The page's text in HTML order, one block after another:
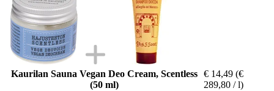
Kaurilan Sauna Vegan Deo Cream, Scentless
(50 ml)
€ 14,49 (€
289,80 / l)